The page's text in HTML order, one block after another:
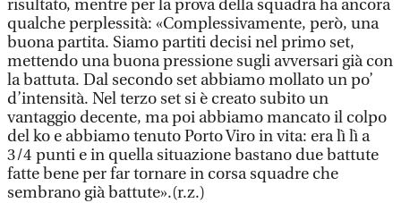
risultato, mentre per la prova della squadra ha ancora
qualche perplessità: «Complessivamente, però, una
buona partita. Siamo partiti decisi nel primo set,
mettendo una buona pressione sugli avversari già con
la battuta. Dal secondo set abbiamo mollato un po’
d’intensità. Nel terzo set si è creato subito un
vantaggio decente, ma poi abbiamo mancato il colpo
del ko e abbiamo tenuto Porto Viro in vita: era lì lì a
3/4 punti e in quella situazione bastano due battute
fatte bene per far tornare in corsa squadre che
sembrano già battute».(r.z.)